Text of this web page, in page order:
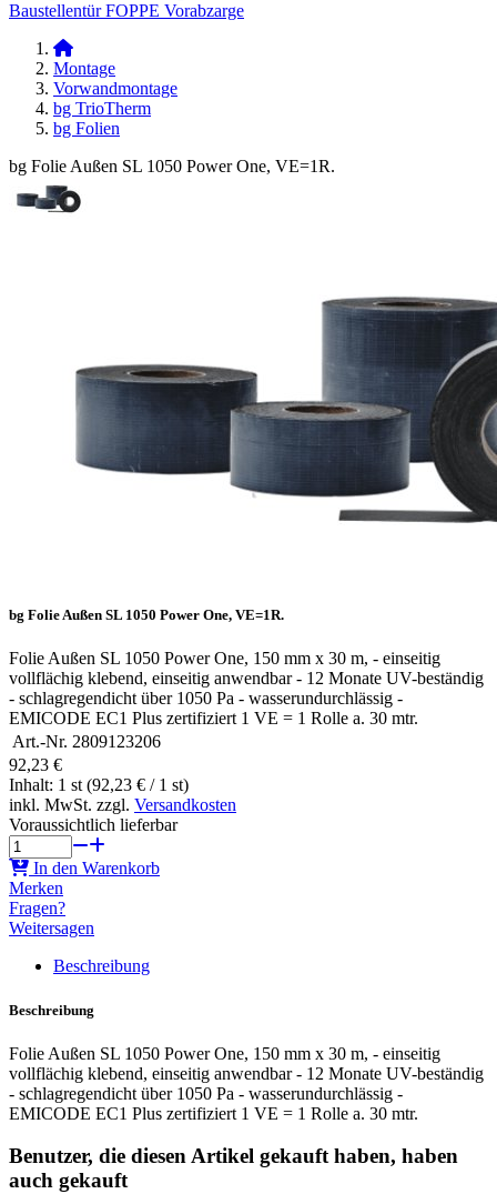
Baustellentür FOPPE Vorabzarge
Montage
Vorwandmontage
bg TrioTherm
bg Folien
bg Folie Außen SL 1050 Power One, VE=1R.
bg Folie Außen SL 1050 Power One, VE=1R.
Folie Außen SL 1050 Power One, 150 mm x 30 m, - einseitig
vollflächig klebend, einseitig anwendbar - 12 Monate UV-beständig
- schlagregendicht über 1050 Pa - wasserundurchlässig -
EMICODE EC1 Plus zertifiziert 1 VE = 1 Rolle a. 30 mtr.
Art.-Nr. 2809123206
92,23 €
Inhalt: 1 st (92,23 € / 1 st)
inkl. MwSt. zzgl. Versandkosten
Voraussichtlich lieferbar
In den Warenkorb
Merken
Fragen?
Weitersagen
Beschreibung
Beschreibung
Folie Außen SL 1050 Power One, 150 mm x 30 m, - einseitig
vollflächig klebend, einseitig anwendbar - 12 Monate UV-beständig
- schlagregendicht über 1050 Pa - wasserundurchlässig -
EMICODE EC1 Plus zertifiziert 1 VE = 1 Rolle a. 30 mtr.
Benutzer, die diesen Artikel gekauft haben, haben
auch gekauft